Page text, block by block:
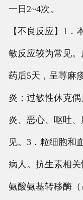
一日2~4次。
【不良反应】1
敏反应较为常见
药后5天，呈荨麻
炎；过敏性休克
炎、恶心、呕吐
见。3．粒细胞和
病人。抗生素相
氨酸氨基转移酶（